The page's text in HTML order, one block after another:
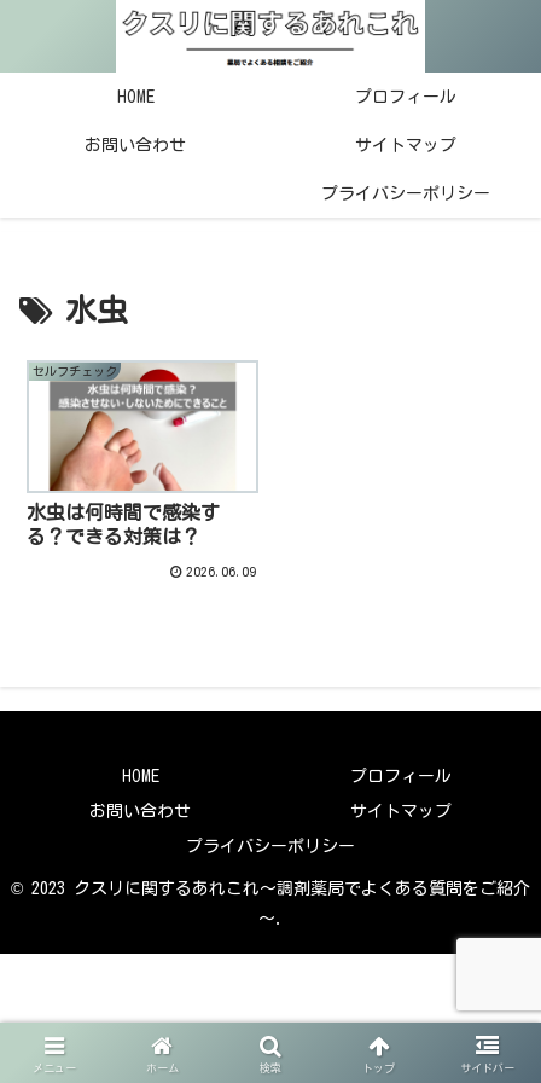
HOME プロフィール
お問い合わせ サイトマップ
プライバシーポリシー
水虫
セルフチェック
水虫は何時間で感染す
る？できる対策は？
2026.06.09
HOME プロフィール
お問い合わせ サイトマップ
プライバシーポリシー
© 2023 クスリに関するあれこれ～調剤薬局でよくある質問をご紹介
～.
メニュー ホーム 検索 トップ サイドバー